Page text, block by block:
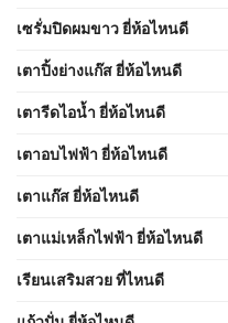
เซรั่มปิดผมขาว ยี่ห้อไหนดี
เตาปิ้งย่างแก๊ส ยี่ห้อไหนดี
เตารีดไอน้ำ ยี่ห้อไหนดี
เตาอบไฟฟ้า ยี่ห้อไหนดี
เตาแก๊ส ยี่ห้อไหนดี
เตาแม่เหล็กไฟฟ้า ยี่ห้อไหนดี
เรียนเสริมสวย ที่ไหนดี